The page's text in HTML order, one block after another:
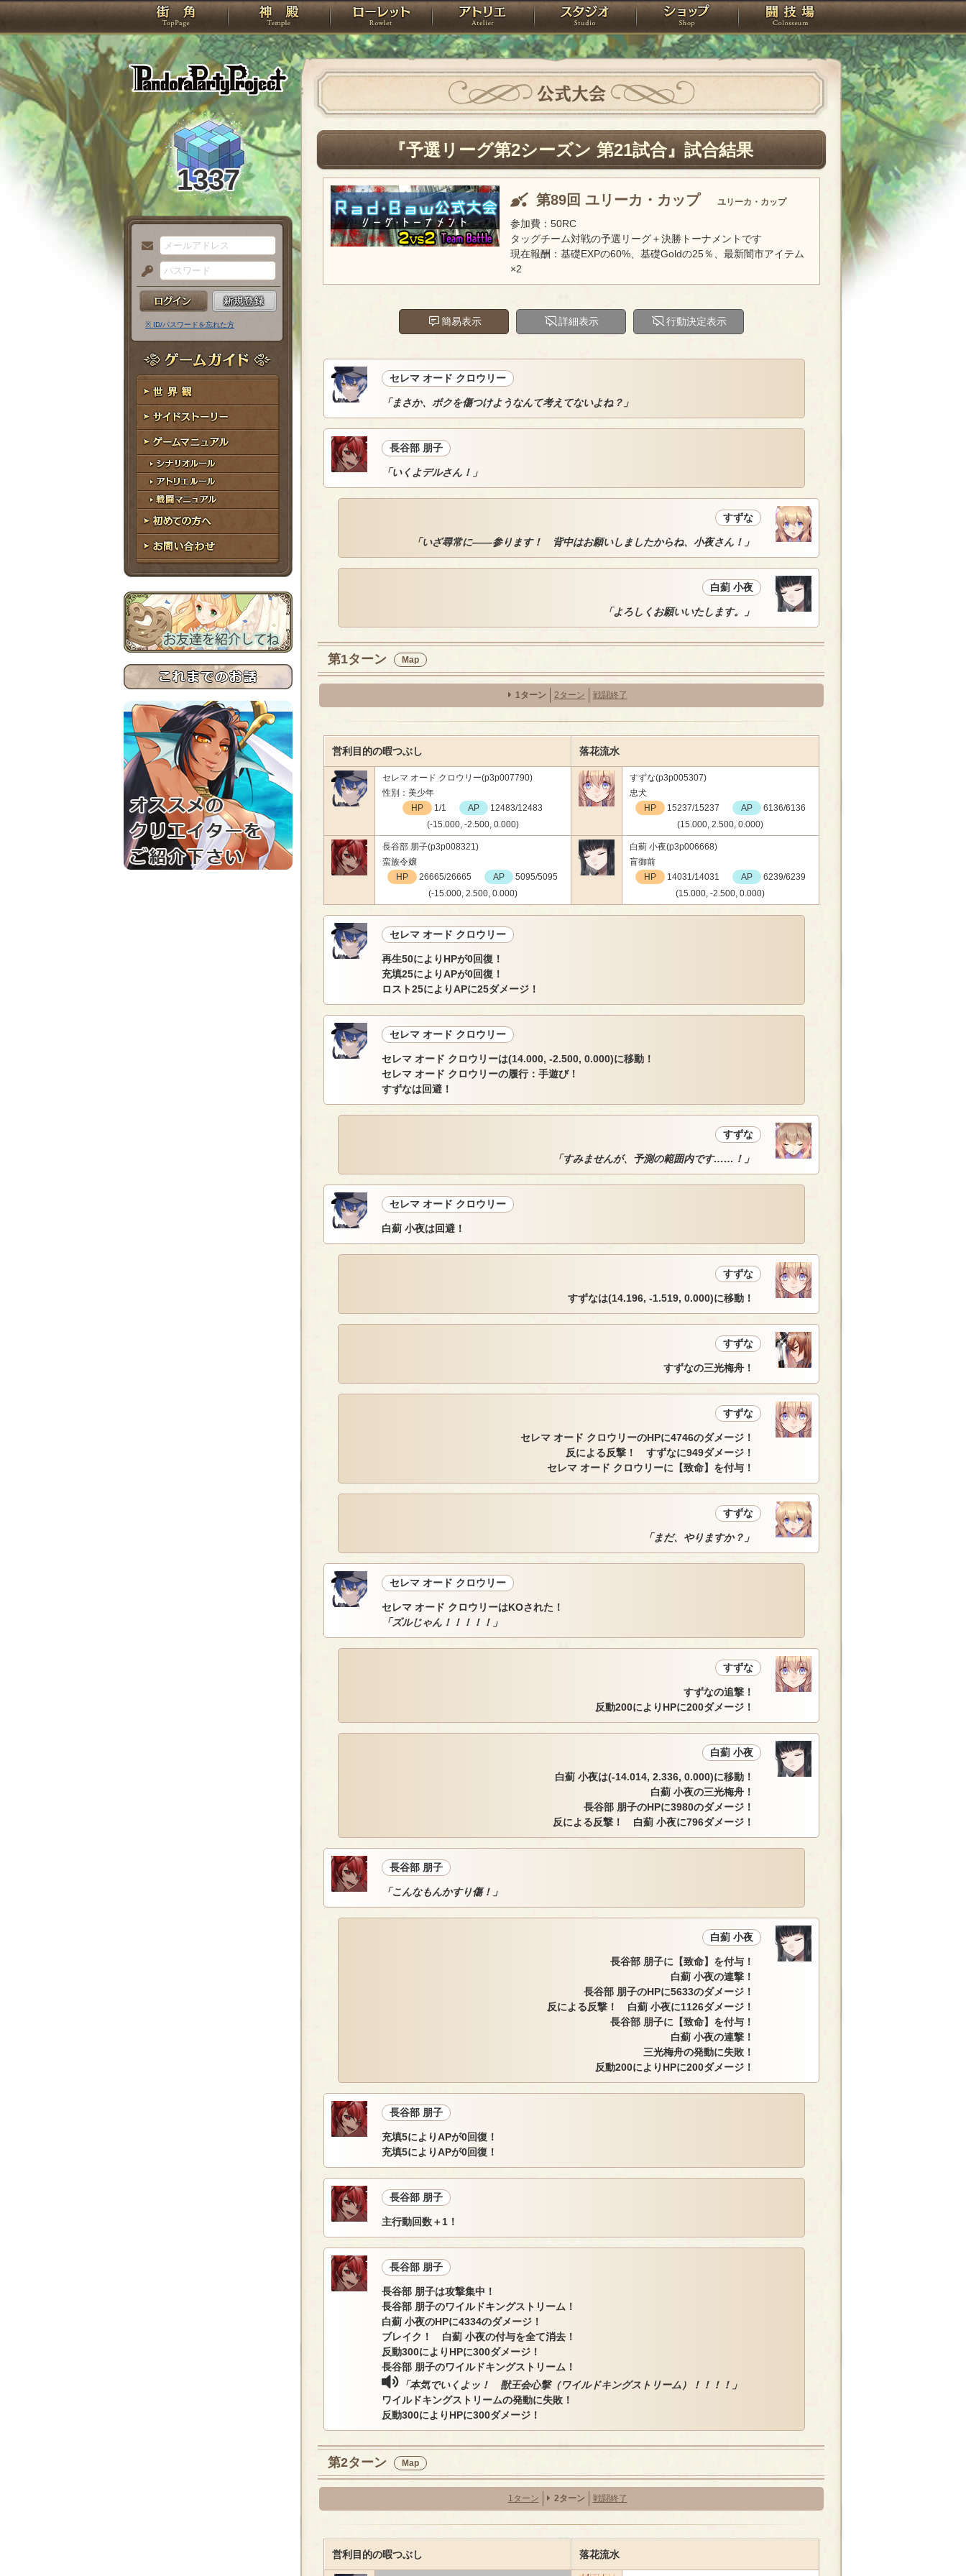
PandoraPartyProject
TOP 神殿 ローレット アトリエ スタジオ ショップ 闘技場
1337
メ
ー
ル
ア
ド
レ
ス
パ
ス
ー
ド
※ ID/パスワードを忘れた方
ゲームガイド
世界観
サイドストーリー
ゲームマニュアル
シナリオルール
アトリエルール
戦闘マニュアル
初めての方へ
お問い合わせ
公式大会
『予選リーグ第2シーズン 第21試合』試合結果
第89回 ユリーカ・カップ ユリーカ・カップ
参加費：50RC
タッグチーム対戦の予選リーグ＋決勝トーナメントです
現在報酬：基礎EXPの60%、基礎Goldの25％、最新闇市アイテム
×2
簡易表示 詳細表示 行動決定表示
セレマ オード クロウリー
「まさか、ボクを傷つけようなんて考えてないよね？」
長谷部 朋子
「いくよデルさん！」
すずな
「いざ尋常に――参ります！ 背中はお願いしましたからね、小夜さん！」
白薊 小夜
「よろしくお願いいたします。」
第1ターン Map
1ターン 2ターン 戦闘終了
営利目的の暇つぶし 落花流水
セレマ オード クロウリー(p3p007790)
性別：美少年
HP
1/1 AP
12483/12483
(-15.000, -2.500, 0.000)
すずな(p3p005307)
忠犬
HP
15237/15237 AP
6136/6136
(15.000, 2.500, 0.000)
長谷部 朋子(p3p008321)
蛮族令嬢
HP
26665/26665 AP
5095/5095
(-15.000, 2.500, 0.000)
白薊 小夜(p3p006668)
盲御前
HP
14031/14031 AP
6239/6239
(15.000, -2.500, 0.000)
セレマ オード クロウリー
再生50によりHPが0回復！
充填25によりAPが0回復！
ロスト25によりAPに25ダメージ！
セレマ オード クロウリー
セレマ オード クロウリーは(14.000, -2.500, 0.000)に移動！
セレマ オード クロウリーの履行：手遊び！
すずなは回避！
すずな
「すみませんが、予測の範囲内です……！」
セレマ オード クロウリー
白薊 小夜は回避！
すずな
すずなは(14.196, -1.519, 0.000)に移動！
すずな
すずなの三光梅舟！
すずな
セレマ オード クロウリーのHPに4746のダメージ！
反による反撃！ すずなに949ダメージ！
セレマ オード クロウリーに【致命】を付与！
すずな
「まだ、やりますか？」
セレマ オード クロウリー
セレマ オード クロウリーはKOされた！
「ズルじゃん！！！！！」
すずな
すずなの追撃！
反動200によりHPに200ダメージ！
白薊 小夜
白薊 小夜は(-14.014, 2.336, 0.000)に移動！
白薊 小夜の三光梅舟！
長谷部 朋子のHPに3980のダメージ！
反による反撃！ 白薊 小夜に796ダメージ！
長谷部 朋子
「こんなもんかすり傷！」
白薊 小夜
長谷部 朋子に【致命】を付与！
白薊 小夜の連撃！
長谷部 朋子のHPに5633のダメージ！
反による反撃！ 白薊 小夜に1126ダメージ！
長谷部 朋子に【致命】を付与！
白薊 小夜の連撃！
三光梅舟の発動に失敗！
反動200によりHPに200ダメージ！
長谷部 朋子
充填5によりAPが0回復！
充填5によりAPが0回復！
長谷部 朋子
主行動回数＋1！
長谷部 朋子
長谷部 朋子は攻撃集中！
長谷部 朋子のワイルドキングストリーム！
白薊 小夜のHPに4334のダメージ！
ブレイク！ 白薊 小夜の付与を全て消去！
反動300によりHPに300ダメージ！
長谷部 朋子のワイルドキングストリーム！
「本気でいくよッ！ 獣王会心撃（ワイルドキングストリーム）！！！！」
ワイルドキングストリームの発動に失敗！
反動300によりHPに300ダメージ！
第2ターン Map
1ターン 2ターン 戦闘終了
営利目的の暇つぶし 落花流水